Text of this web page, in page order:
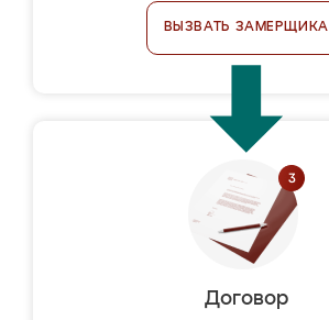
ВЫЗВАТЬ ЗАМЕРЩИКА
Договор